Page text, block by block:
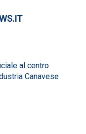
al centro
Canavese